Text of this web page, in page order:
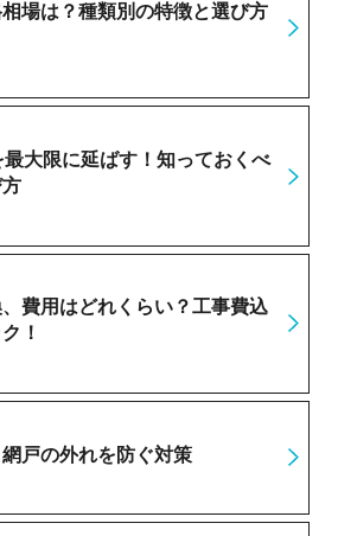
場は？種類別の特徴と選び方
大限に延ばす！知っておくべ
費用はどれくらい？工事費込
！
戸の外れを防ぐ対策